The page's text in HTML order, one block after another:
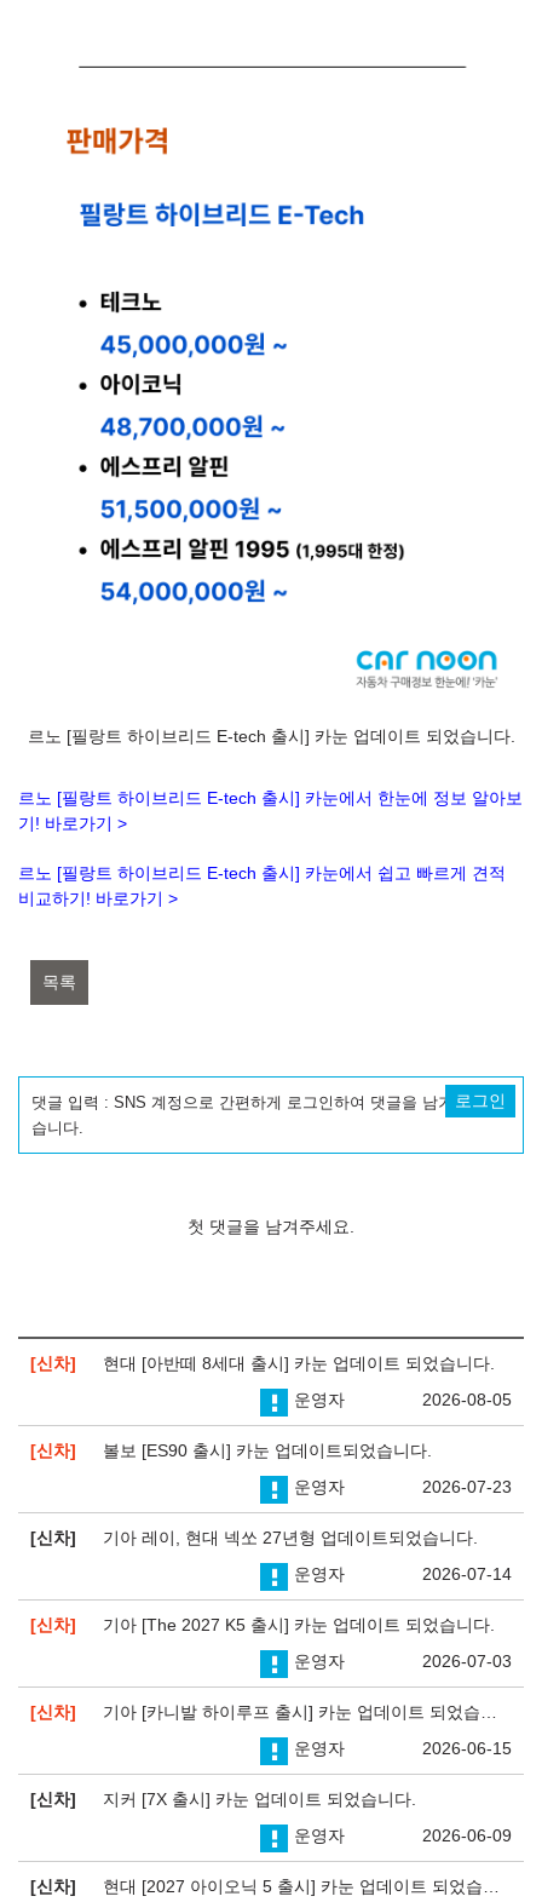
르노 [필랑트 하이브리드 E-tech 출시] 카눈 업데이트 되었습니다.
르노 [필랑트 하이브리드 E-tech 출시] 카눈에서 한눈에 정보 알아보
기! 바로가기 >
르노 [필랑트 하이브리드 E-tech 출시] 카눈에서 쉽고 빠르게 견적
비교하기! 바로가기 >
목록
댓글 입력 : SNS 계정으로 간편하게 로그인하여 댓글을 남기실 수 있
습니다.
로그인
첫 댓글을 남겨주세요.
신차
현대 [아반떼 8세대 출시] 카눈 업데이트 되었습니다.
2026-08-05
운영자
신차
볼보 [ES90 출시] 카눈 업데이트되었습니다.
2026-07-23
운영자
신차
기아 레이, 현대 넥쏘 27년형 업데이트되었습니다.
2026-07-14
운영자
신차
기아 [The 2027 K5 출시] 카눈 업데이트 되었습니다.
2026-07-03
운영자
신차
2026-06-15
운영자
신차
지커 [7X 출시] 카눈 업데이트 되었습니다.
2026-06-09
운영자
신차